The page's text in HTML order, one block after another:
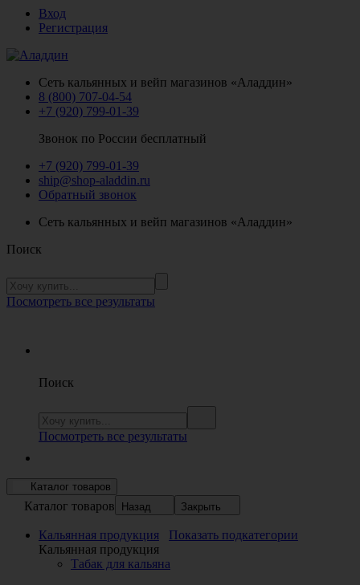
Вход
Регистрация
Сеть кальянных и вейп магазинов «Аладдин»
8 (800) 707-04-54
+7 (920) 799-01-39
Звонок по России бесплатный
+7 (920) 799-01-39
ship@shop-aladdin.ru
Обратный звонок
Сеть кальянных и вейп магазинов «Аладдин»
Поиск
Посмотреть все результаты
Поиск
Посмотреть все результаты
Каталог товаров
Каталог товаров Назад Закрыть
Кальянная продукция
Показать подкатегории
Кальянная продукция
Табак для кальяна